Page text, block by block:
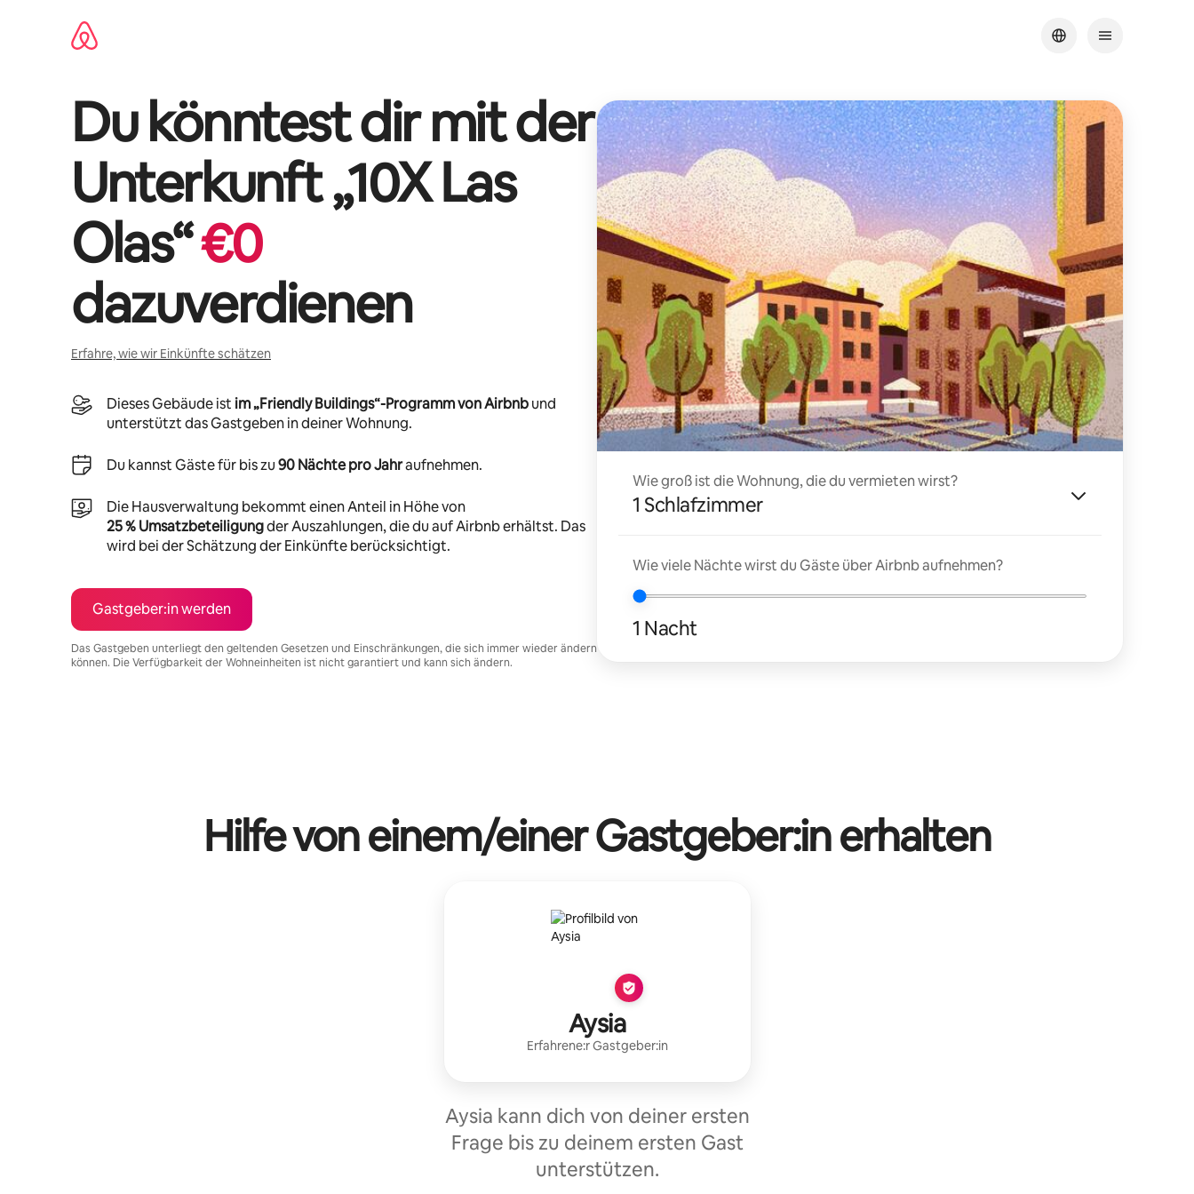
Du könntest dir mit der
Unterkunft „10X Las
Olas“€0
dazuverdienen
Erfahre, wie wir Einkünfte schätzen
Dieses Gebäude ist im „Friendly Buildings“-Programm von Airbnbund
unterstützt das Gastgeben in deiner Wohnung.
Du kannst Gäste für bis zu90 Nächte pro Jahraufnehmen.
Die Hausverwaltung bekommt einen Anteil in Höhe von
25 % Umsatzbeteiligungder Auszahlungen, die du auf Airbnb erhältst. Das
wird bei der Schätzung der Einkünfte berücksichtigt.
Gastgeber:in werden
Das Gastgeben unterliegt den geltenden Gesetzen und Einschränkungen, die sich immer wieder ändern
können. Die Verfügbarkeit der Wohneinheiten ist nicht garantiert und kann sich ändern.
Wie groß ist die Wohnung, die du vermieten wirst?
1 Schlafzimmer
Wie viele Nächte wirst du Gäste über Airbnb aufnehmen?
1 Nacht
Hilfe von einem/einer Gastgeber:in erhalten
Aysia
Erfahrene:r Gastgeber:in
Aysia kann dich von deiner ersten
Frage bis zu deinem ersten Gast
unterstützen.